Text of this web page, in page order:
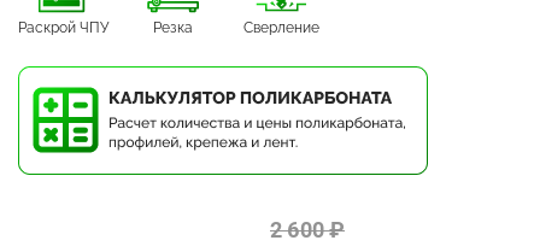
Раскрой ЧПУ Резка Сверление
2 600 ₽